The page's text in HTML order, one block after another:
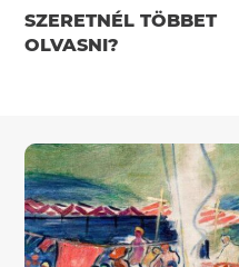
SZERETNÉL TÖBBET
OLVASNI?